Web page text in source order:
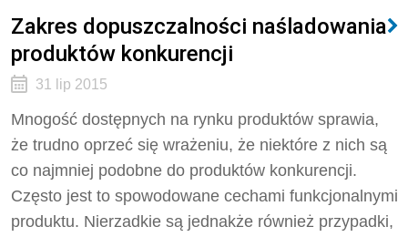
Zakres dopuszczalności naśladowania
produktów konkurencji
31 lip 2015
Mnogość dostępnych na rynku produktów sprawia,
że trudno oprzeć się wrażeniu, że niektóre z nich są
co najmniej podobne do produktów konkurencji.
Często jest to spowodowane cechami funkcjonalnymi
produktu. Nierzadkie są jednakże również przypadki,